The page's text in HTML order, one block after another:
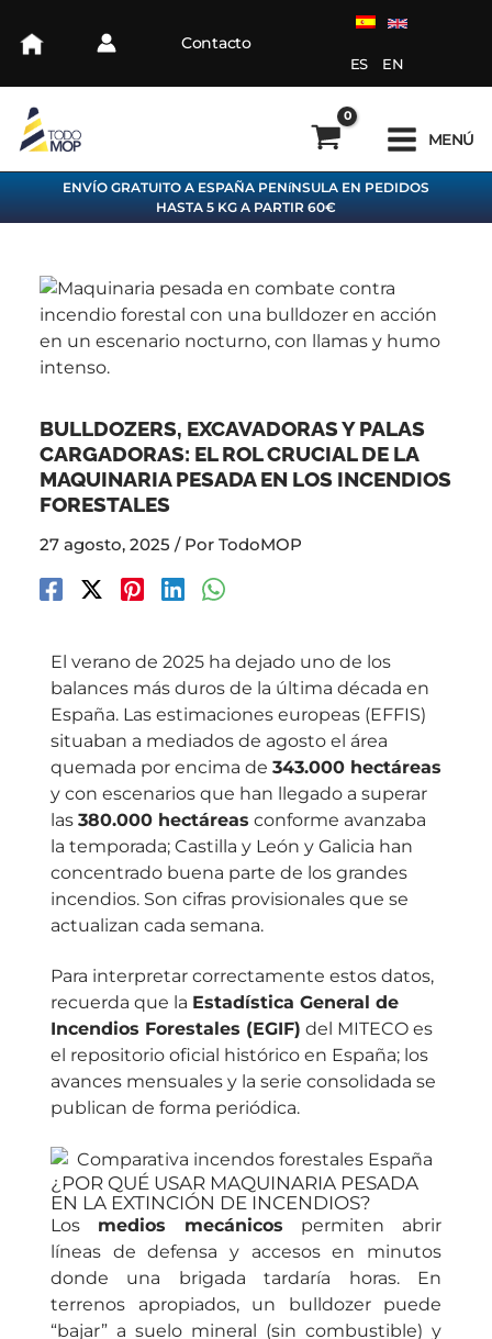
Contacto
ES EN
MENÚ
ENVÍO GRATUITO A ESPAÑA PENíNSULA EN PEDIDOS
HASTA 5 KG A PARTIR 60€
BULLDOZERS, EXCAVADORAS Y PALAS
CARGADORAS: EL ROL CRUCIAL DE LA
MAQUINARIA PESADA EN LOS INCENDIOS
FORESTALES
27 agosto, 2025 / Por TodoMOP
El verano de 2025 ha dejado uno de los
balances más duros de la última década en
España. Las estimaciones europeas (EFFIS)
situaban a mediados de agosto el área
quemada por encima de 343.000 hectáreas
y con escenarios que han llegado a superar
las 380.000 hectáreas conforme avanzaba
la temporada; Castilla y León y Galicia han
concentrado buena parte de los grandes
incendios. Son cifras provisionales que se
actualizan cada semana.
Para interpretar correctamente estos datos,
recuerda que la Estadística General de
Incendios Forestales (EGIF) del MITECO es
el repositorio oficial histórico en España; los
avances mensuales y la serie consolidada se
publican de forma periódica.
¿POR QUÉ USAR MAQUINARIA PESADA
EN LA EXTINCIÓN DE INCENDIOS?
Los medios mecánicos permiten abrir
líneas de defensa y accesos en minutos
donde una brigada tardaría horas. En
terrenos apropiados, un bulldozer puede
“bajar” a suelo mineral (sin combustible) y
a
e
g
o
R
H
I
V